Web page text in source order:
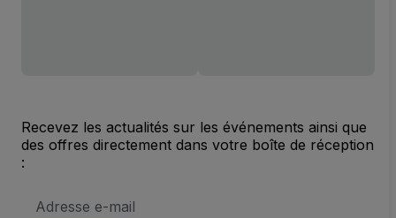
Recevez les actualités sur les événements ainsi que
des offres directement dans votre boîte de réception
:
e-